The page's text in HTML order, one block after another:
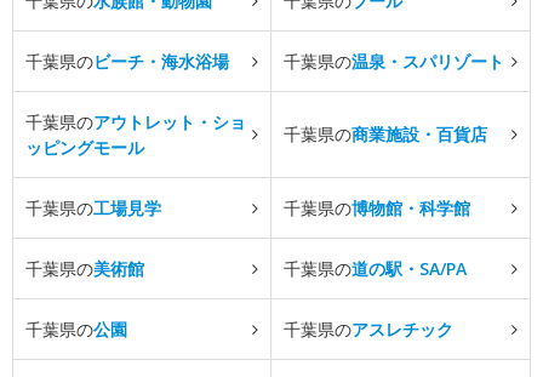
千葉県のビーチ・海水浴場 千葉県の温泉・スパリゾート
千葉県のアウトレット・ショ
ッピングモール
千葉県の商業施設・百貨店
千葉県の工場見学 千葉県の博物館・科学館
千葉県の美術館 千葉県の道の駅・SA/PA
千葉県の公園 千葉県のアスレチック